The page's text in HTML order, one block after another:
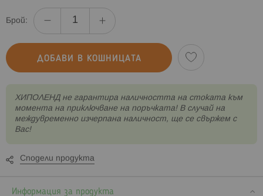
Брой:
ДОБАВИ В КОШНИЦАТА
XИПОЛЕНД не гарантира наличността на стоката към
момента на приключване на поръчката! В случай на
междувременно изчерпана наличност, ще се свържем с
Вас!
Сподели продукта
Информация за продукта